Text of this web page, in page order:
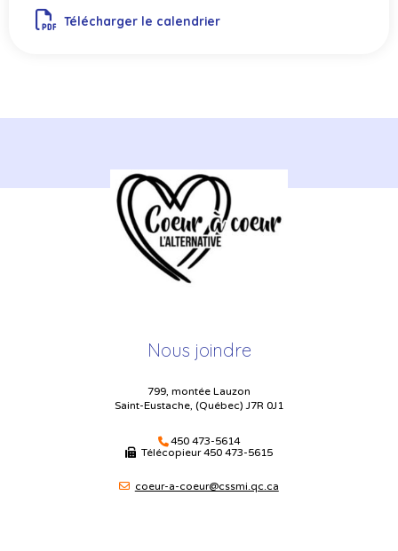
Télécharger le calendrier
Nous joindre
799, montée Lauzon
Saint-Eustache, (Québec) J7R 0J1
450 473-5614
Télécopieur450 473-5615
coeur-a-coeur@cssmi.qc.ca